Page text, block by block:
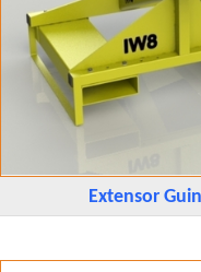
Extensor